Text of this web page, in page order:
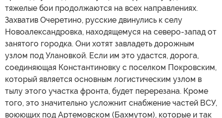
тяжелые бои продолжаются на всех направлениях.
Захватив Очеретино, русские двинулись к селу
Новоалександровка, находящемуся на северо-запад от
занятого городка. Они хотят завладеть дорожным
узлом под Улановкой. Если им это удастся, дорога,
соединяющая Константиновку с поселком Покровским,
который является основным логистическим узлом в
тылу этого участка фронта, будет перерезана. Кроме
того, это значительно усложнит снабжение частей ВСУ,
воюющих под Артемовском (Бахмутом), которые и так